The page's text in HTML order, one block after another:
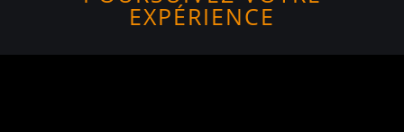
EXPÉRIENCE